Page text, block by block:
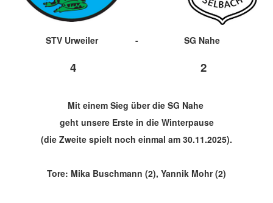
STV Urweiler - SG Nahe
4 2
Mit einem Sieg über die SG Nahe
geht unsere Erste in die Winterpause
(die Zweite spielt noch einmal am 30.11.2025).
Tore: Mika Buschmann (2), Yannik Mohr (2)